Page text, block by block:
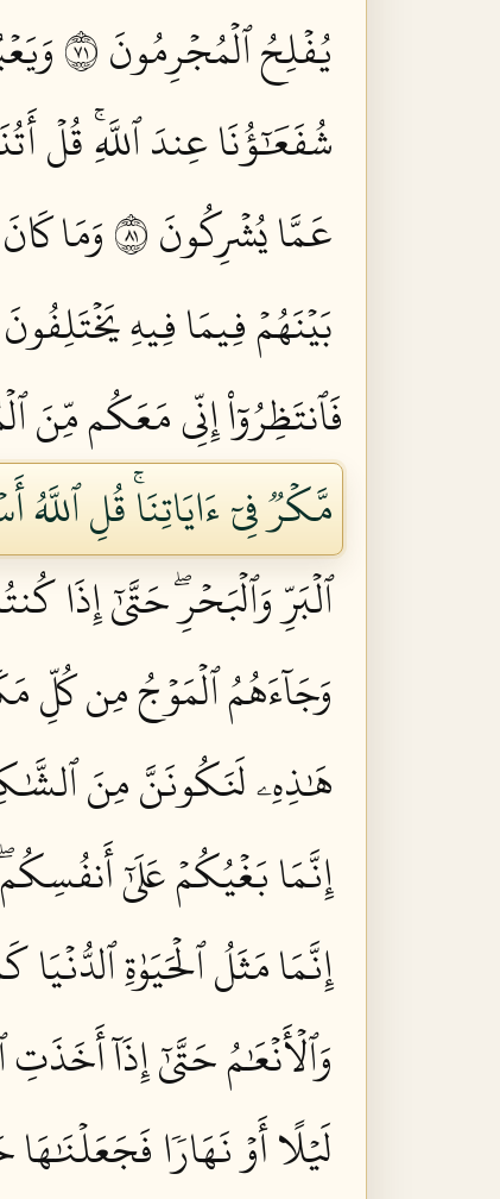
يُفۡلِحُ ٱلۡمُجۡرِمُونَ ١٧
شُفَعَٰٓؤُنَا عِندَ ٱللَّهِۚ قُلۡ
عَمَّا يُشۡرِكُونَ ١٨
وَمَا
بَيۡنَهُمۡ فِيمَا فِيهِ يَخۡتَلِفُونَ ١٩
فَٱنتَظِرُوٓاْ إِنِّي مَعَكُم مِّنَ
مَّكۡرٞ فِيٓ ءَايَاتِنَاۚ قُلِ
ٱلۡبَرِّ وَٱلۡبَحۡرِۖ حَتَّىٰٓ إِذَا
وَجَآءَهُمُ ٱلۡمَوۡجُ مِن كُلِّ
هَٰذِهِۦ لَنَكُونَنَّ مِنَ
إِنَّمَا بَغۡيُكُمۡ عَلَىٰٓ
إِنَّمَا مَثَلُ ٱلۡحَيَوٰةِ
وَٱلۡأَنۡعَٰمُ حَتَّىٰٓ إِذَآ أَخَذَتِ
لَيۡلًا أَوۡ نَهَارٗا